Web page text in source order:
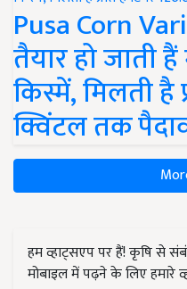
Pusa Corn
तैयार हो जाती
किस्में, मिलती है
क्विंटल तक
हम व्हाट्सएप पर हैं! कृषि से
मोबाइल में पढ़ने के लिए हमारे